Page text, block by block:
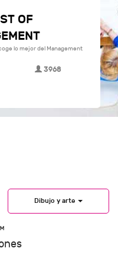
OF
lo mejor del Management
3968
Dibujo y arte